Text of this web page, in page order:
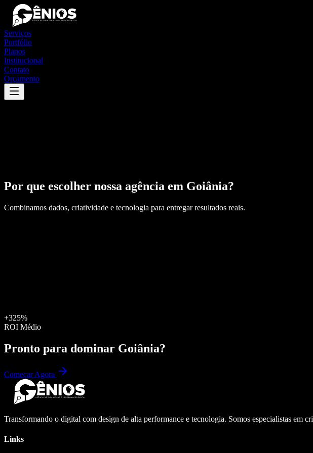
Serviços
Portfólio
Planos
Institucional
Contato
Orçamento
Por que escolher nossa agência em Goiânia?
Combinamos dados, criatividade e tecnologia para entregar resultados reais.
+325%
ROI Médio
Pronto para dominar Goiânia?
Começar Agora
Transformando o digital com design de alta performance e tecnologia. Somos especialistas em
Links